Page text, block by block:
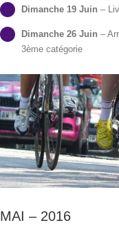
Dimanche 19 Juin–
Dimanche 26 Juin–
3ème catégorie
MAI – 2016